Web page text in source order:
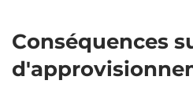
Conséquences